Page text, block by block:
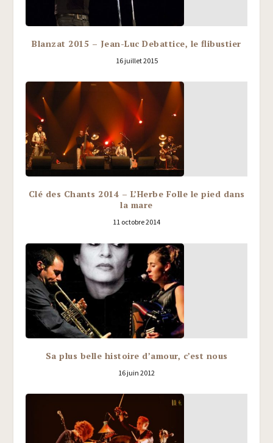
Blanzat 2015 – Jean-Luc Debattice, le flibustier
16 juillet 2015
Clé des Chants 2014 – L’Herbe Folle le pied dans
la mare
11 octobre 2014
Sa plus belle histoire d’amour, c’est nous
16 juin 2012